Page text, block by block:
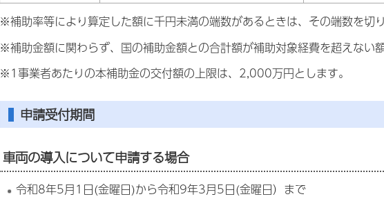
※補助率等により算定した額に千円未満の端数があるときは、その端数を切り
※補助金額に関わらず、国の補助金額との合計額が補助対象経費を超えない
※1事業者あたりの本補助金の交付額の上限は、2,000万円とします。
申請受付期間
車両の導入について申請する場合
令和8年5月1日(金曜日)から令和9年3月5日(金曜日）まで